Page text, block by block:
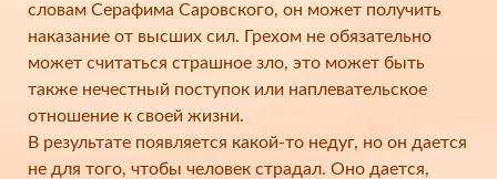
словам Серафима Саровского, он может получить
наказание от высших сил. Грехом не обязательно
может считаться страшное зло, это может быть
также нечестный поступок или наплевательское
отношение к своей жизни.
В результате появляется какой-то недуг, но он дается
не для того, чтобы человек страдал. Оно дается,